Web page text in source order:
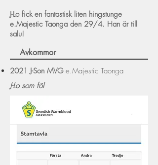
J-Lo fick en fantastisk liten hingstunge
e.Majestic Taonga den 29/4. Han är till
salu!
Avkommor
2021J-Son MVG e.Majestic Taonga
J-Lo som föl